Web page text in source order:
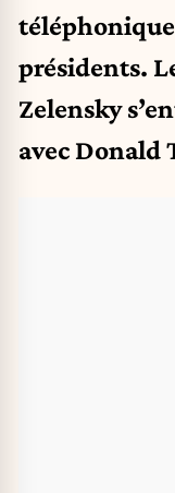
présidents.
Zelensky
avec Donald